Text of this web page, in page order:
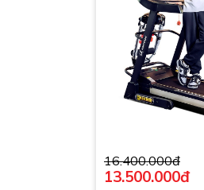
16.400.000đ
13.500.000đ